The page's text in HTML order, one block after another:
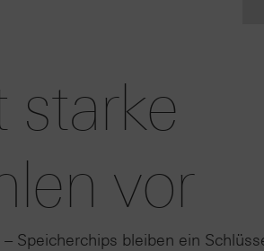
vor
Speicherchips bleiben ein